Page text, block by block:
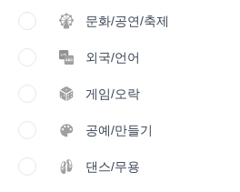
문화/공연/축제
외국/언어
게임/오락
공예/만들기
댄스/무용